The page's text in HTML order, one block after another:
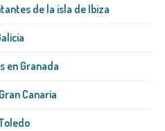
de la isla de Ibiza
en Granada
Canaria